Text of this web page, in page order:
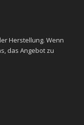
Herstellung. Wenn
das Angebot zu